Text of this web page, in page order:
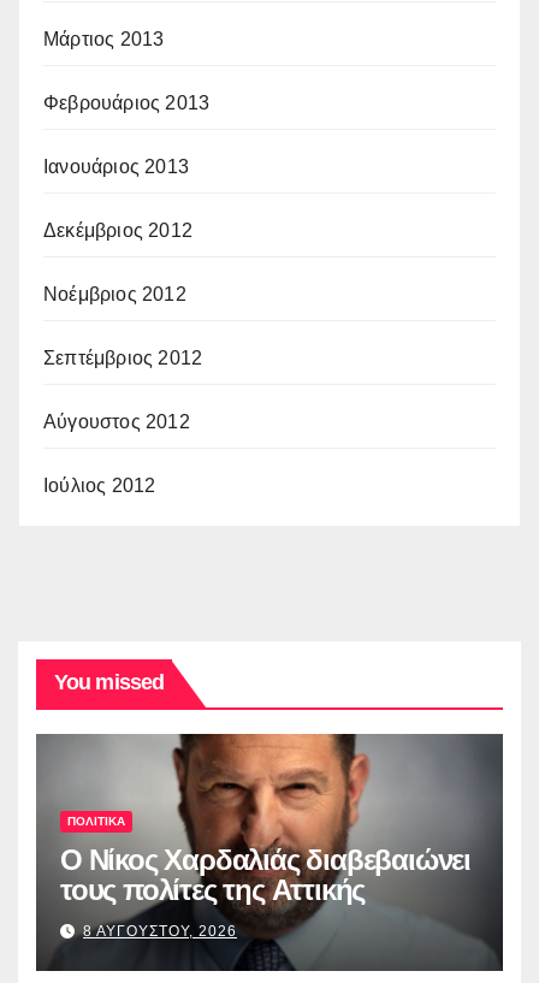
Μάρτιος 2013
Φεβρουάριος 2013
Ιανουάριος 2013
Δεκέμβριος 2012
Νοέμβριος 2012
Σεπτέμβριος 2012
Αύγουστος 2012
Ιούλιος 2012
You missed
ΠΟΛΙΤΙΚΑ
O Νίκος Χαρδαλιάς διαβεβαιώνει
τους πολίτες της Αττικής
8 ΑΥΓΟΥΣΤΟΥ, 2026